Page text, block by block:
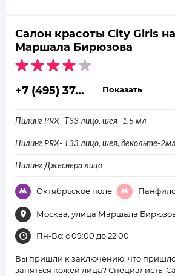
Салон красоты City Girls
Маршала Бирюзова
+7 (495) 37... Показать
Пилинг PRX- Т33 лицо, шея -1.5 мл
Пилинг PRX- Т33 лицо, шея, декольте-2мл
Пилинг Джеснера лицо
Октябрьское поле
Москва, улица Маршала
Пн-Вс: с 09:00 до 22:00
Вы пришли к заключению, что
заняться кожей лица? Специалисты